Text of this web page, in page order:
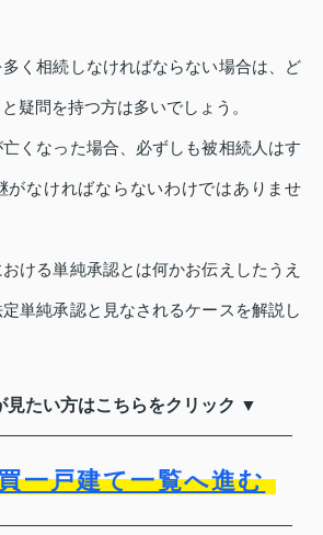
多く相続しなければならない場合は、ど
疑問を持つ方は多いでしょう。
くなった場合、必ずしも被相続人はす
がなければならないわけではありませ
ける単純承認とは何かお伝えしたうえ
単純承認と見なされるケースを解説し
見たい方はこちらをクリック ▼
一戸建て一覧へ進む